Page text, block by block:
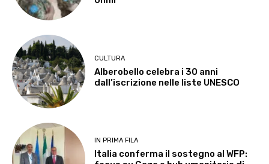
CULTURA
Alberobello celebra i 30 anni
dall’iscrizione nelle liste UNESCO
IN PRIMA FILA
Italia conferma il sostegno al WFP: